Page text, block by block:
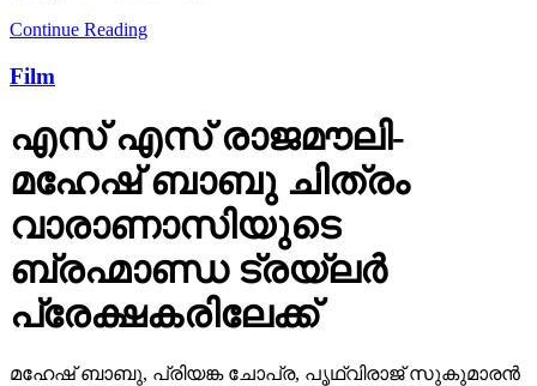
Continue Reading
Film
എസ് എസ് രാജമൗലി-
മഹേഷ് ബാബു ചിത്രം
വാരാണാസിയുടെ
ബ്രഹ്മാണ്ഡ ട്രയ്ലർ
പ്രേക്ഷകരിലേക്ക്
മഹേഷ് ബാബു, പ്രിയങ്ക ചോപ്ര, പൃഥ്വിരാജ് സുകുമാരൻ